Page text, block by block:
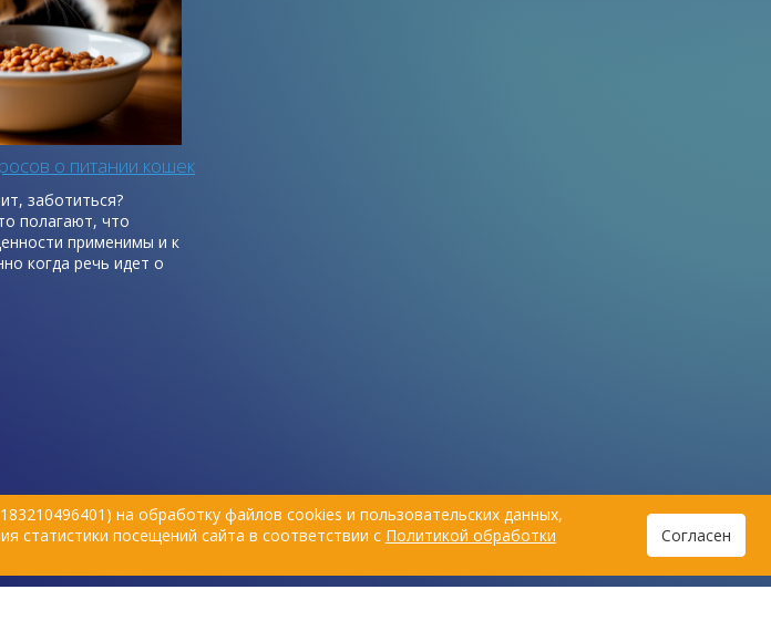
на обработку файлов cookies и пользовательских данных,
статистики посещений сайта в соответствии с Политикой обработки
Согласен
о питании кошек
заботиться?
полагают, что
применимы и к
когда речь идет о